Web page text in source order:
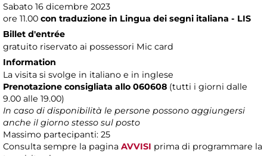
Sabato 16 dicembre 2023
ore 11.00 con traduzione in Lingua dei segni italiana - LIS
Billet d'entrée
gratuito riservato ai possessori Mic card
Information
La visita si svolge in italiano e in inglese
Prenotazione consigliata allo 060608 (tutti i giorni dalle
9.00 alle 19.00)
In caso di disponibilità le persone possono aggiungersi
anche il giorno stesso sul posto
Massimo partecipanti: 25
Consulta sempre la pagina AVVISI prima di programmare la